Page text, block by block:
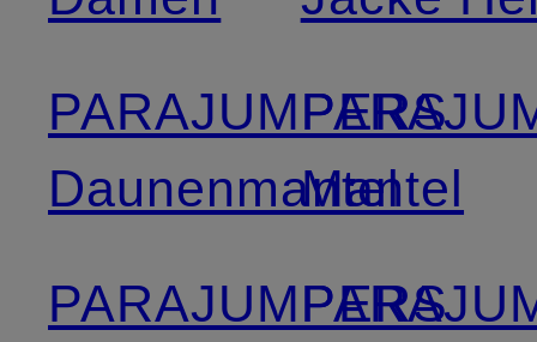
PARAJUMPERS
Daunenmantel
PARAJUMPERS
Mantel